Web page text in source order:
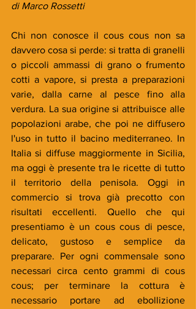
di Marco Rossetti
Chi non conosce il cous cous non sa
davvero cosa si perde: si tratta di granelli
o piccoli ammassi di grano o frumento
cotti a vapore, si presta a preparazioni
varie, dalla carne al pesce fino alla
verdura. La sua origine si attribuisce alle
popolazioni arabe, che poi ne diffusero
l'uso in tutto il bacino mediterraneo. In
Italia si diffuse maggiormente in Sicilia,
ma oggi è presente tra le ricette di tutto
il territorio della penisola. Oggi in
commercio si trova già precotto con
risultati eccellenti. Quello che qui
presentiamo è un cous cous di pesce,
delicato, gustoso e semplice da
preparare. Per ogni commensale sono
necessari circa cento grammi di cous
cous; per terminare la cottura è
necessario portare ad ebollizione